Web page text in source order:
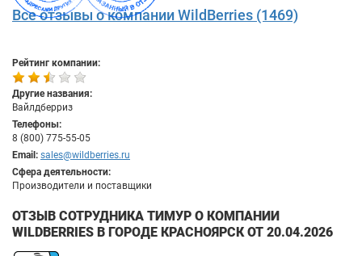
Все отзывы о компании WildBerries (1469)
Рейтинг компании:
Другие названия:
Вайлдберриз
Телефоны:
8 (800) 775-55-05
Email: sales@wildberries.ru
Сфера деятельности:
Производители и поставщики
ОТЗЫВ СОТРУДНИКА ТИМУР О КОМПАНИИ
WILDBERRIES В ГОРОДЕ КРАСНОЯРСК ОТ 20.04.2026